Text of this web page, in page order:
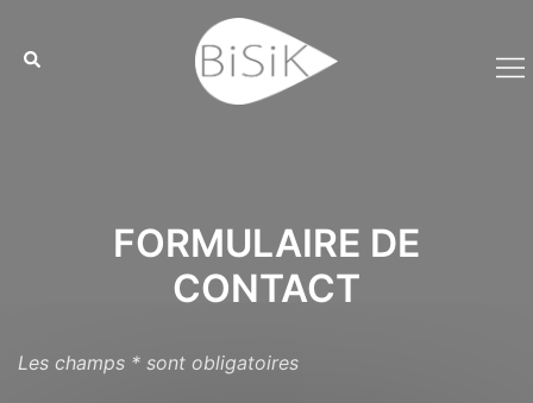
FORMULAIRE DE
CONTACT
Les champs * sont obligatoires
Cookies management panel